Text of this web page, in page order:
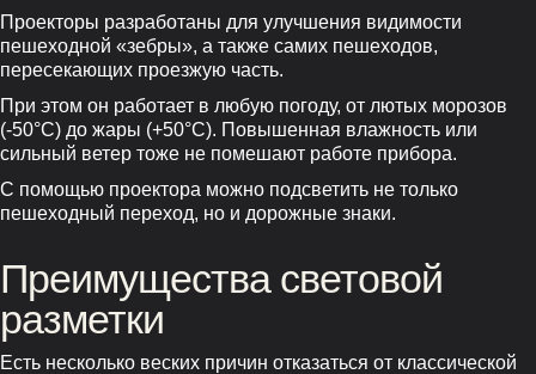
Проекторы разработаны для улучшения видимости
пешеходной «зебры», а также самих пешеходов,
пересекающих проезжую часть.
При этом он работает в любую погоду, от лютых морозов
(-50°С) до жары (+50°С). Повышенная влажность или
сильный ветер тоже не помешают работе прибора.
С помощью проектора можно подсветить не только
пешеходный переход, но и дорожные знаки.
Преимущества световой
разметки
Есть несколько веских причин отказаться от классической